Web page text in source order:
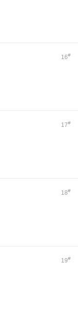
16#
17#
18#
19#